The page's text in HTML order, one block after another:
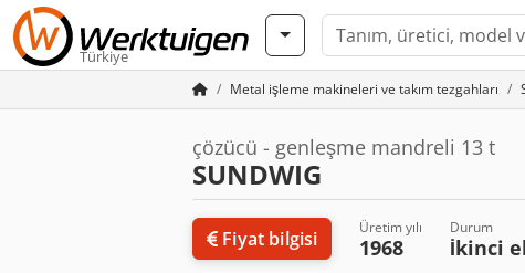
Türkiye
Metal işleme makineleri ve takım tezgahları
çözücü - genleşme mandreli 13 t
SUNDWIG
Fiyat bilgisi Üretim yılı
1968
Durum
İkinci el